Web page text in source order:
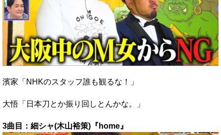
濱家「NHKのスタッフ誰も観るな！」
大悟「日本刀とか振り回しとんかな。」
3曲目：細シャ(木山裕策)『home』